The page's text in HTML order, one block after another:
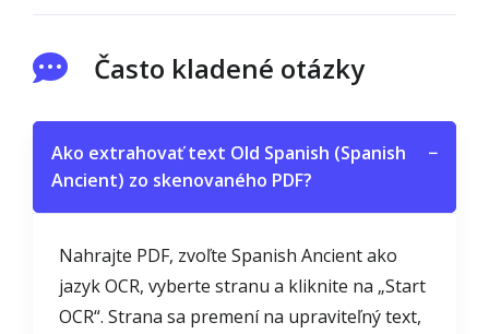
Často kladené otázky
Ako extrahovať text Old Spanish (Spanish
Ancient) zo skenovaného PDF?
−
Nahrajte PDF, zvoľte Spanish Ancient ako
jazyk OCR, vyberte stranu a kliknite na „Start
OCR“. Strana sa premení na upraviteľný text,